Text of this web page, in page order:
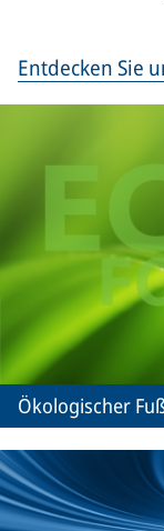
Entdecken Sie
Ökologischer